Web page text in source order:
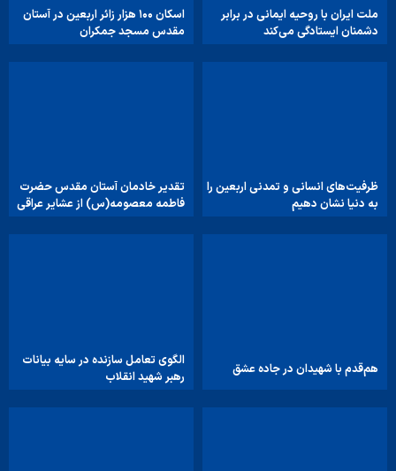
ملت ایران با روحیه ایمانی در برابر
دشمنان ایستادگی می‌کند
اسکان ۱۰۰ هزار زائر اربعین در آستان
مقدس مسجد جمکران
ظرفیت‌های انسانی و تمدنی اربعین را
به دنیا نشان دهیم
تقدیر خادمان آستان مقدس حضرت
فاطمه معصومه(س) از عشایر عراقی
هم‌قدم با شهیدان در جاده عشق
الگوی تعامل سازنده در سایه بیانات
رهبر شهید انقلاب